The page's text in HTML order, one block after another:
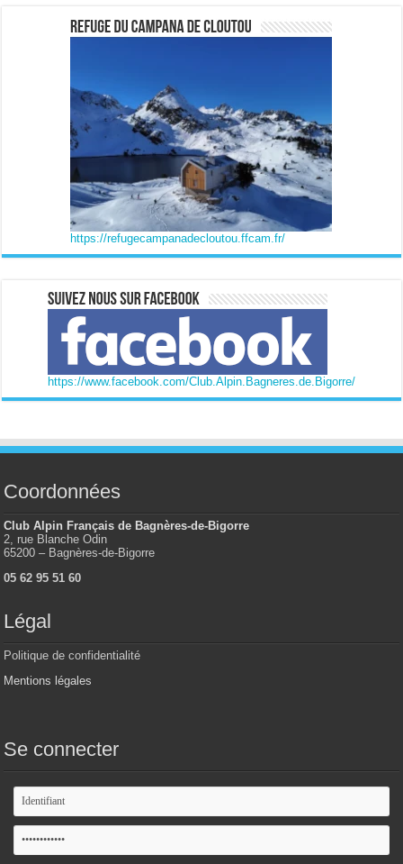
https://refugecampanadecloutou.ffcam.fr/
https://www.facebook.com/Club.Alpin.Bagneres.de.Bigorre/
Coordonnées
Club Alpin Français de Bagnères-de-Bigorre
2, rue Blanche Odin
65200 – Bagnères-de-Bigorre
05 62 95 51 60
Légal
Politique de confidentialité
Mentions légales
Se connecter